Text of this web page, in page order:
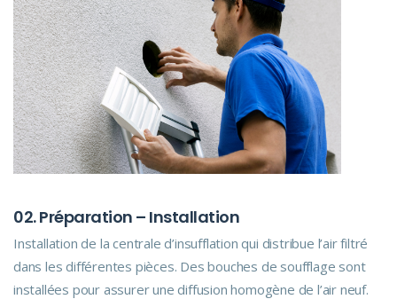
02. Préparation – Installation
Installation de la centrale d’insufflation qui distribue l’air filtré
dans les différentes pièces. Des bouches de soufflage sont
installées pour assurer une diffusion homogène de l’air neuf.